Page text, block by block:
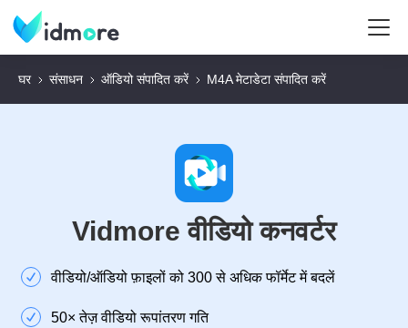
घर संसाधन ऑडियो संपादित करें M4A मेटाडेटा संपादित करें
Vidmore वीडियो कनवर्टर
वीडियो/ऑडियो फ़ाइलों को 300 से अधिक फॉर्मेट में बदलें
50× तेज़ वीडियो रूपांतरण गति